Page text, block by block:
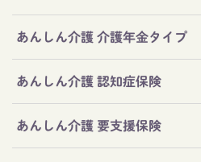
あんしん介護 介護年金タイプ
あんしん介護 認知症保険
あんしん介護 要支援保険